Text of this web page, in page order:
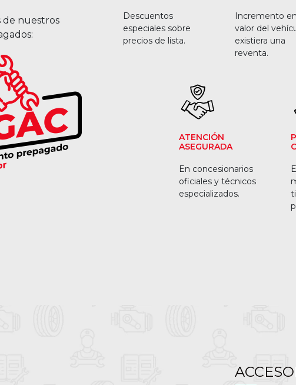
de nuestros
Descuentos
especiales sobre
precios de lista.
Incremento
valor del
existiera una
reventa.
ATENCIÓN
ASEGURADA
En concesionarios
oficiales y técnicos
especializados.